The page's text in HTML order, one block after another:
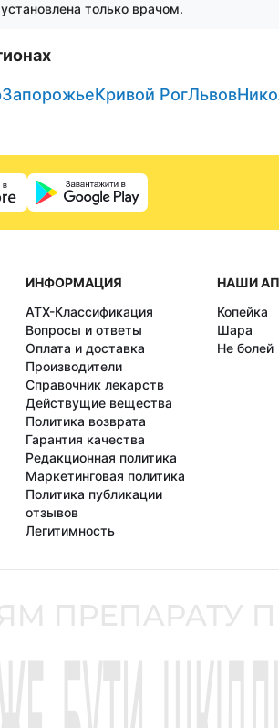
только врачом.
ЗапорожьеКривой РогЛьвов
ИНФОРМАЦИЯ
АТХ-Классификация
Вопросы и ответы
Оплата и доставка
Производители
Справочник лекарств
Действущие вещества
Политика возврата
Гарантия качества
Редакционная политика
Маркетинговая политика
Политика публикации
отзывов
Легитимность
НАШИ
Копейка
Шара
Не болей